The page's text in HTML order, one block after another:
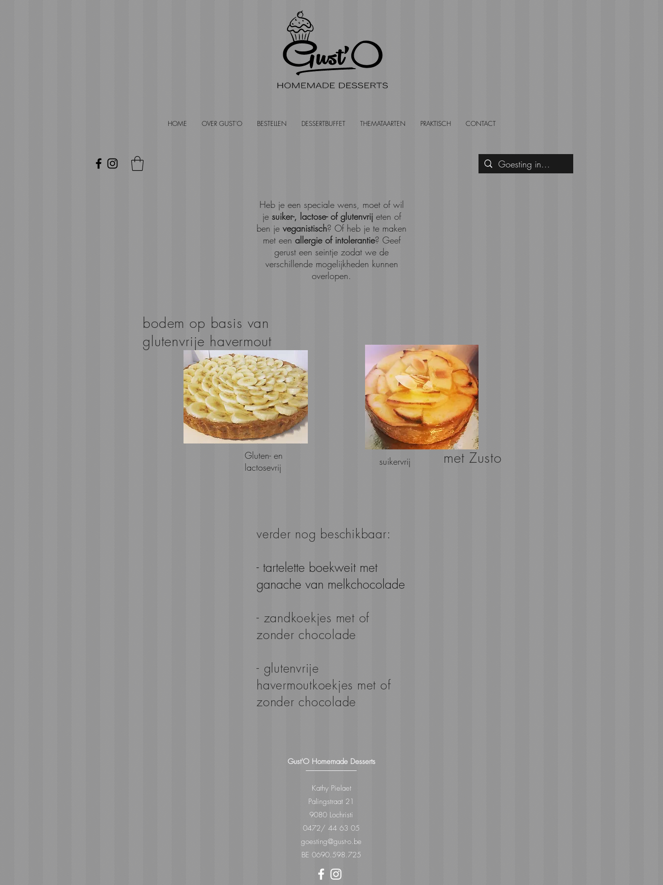
HOME OVER GUST'O BESTELLEN DESSERTBUFFET THEMATAARTEN PRAKTISCH CONTACT
Heb je een speciale wens, moet of wil
jesuiker-, lactose- of glutenvrijeten of
ben jeveganistisch? Of heb je te maken
met eenallergie of intolerantie? Geef
gerust een seintje zodat we de
verschillende mogelijkheden kunnen
overlopen.
bodem op basis van
glutenvrije havermout
Gluten- en
lactosevrij
suikervrij met Zusto
verder nog beschikbaar:
- tartelette boekweit met
ganache van melkchocolade
- zandkoekjes met of
zonder chocolade
- glutenvrije
havermoutkoekjes met of
zonder chocolade
Gust'O Homemade Desserts
Kathy Pielaet
Palingstraat 21
9080 Lochristi
0472/ 44 63 05
goesting@gust-o.be
BE 0690.598.725